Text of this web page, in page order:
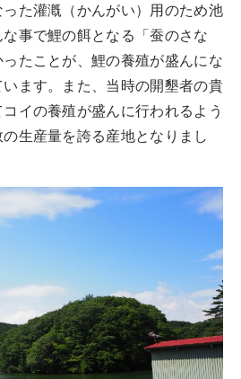
た灌漑（かんがい）用のため池
事で鯉の餌となる「蚕のさな
たことが、鯉の養殖が盛んにな
ます。また、当時の開墾者の貴
イの養殖が盛んに行われるよう
生産量を誇る産地となりまし